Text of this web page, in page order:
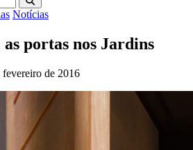
Notícias
portas nos Jardins
fevereiro de 2016